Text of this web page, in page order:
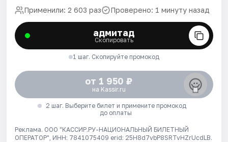
Применили: 2 603 раз Проверено: 1 минуту назад
адмитад
Скопировать
1 шаг. Скопируйте промокод
от 1 950 ₽
на Kassir.ru
2 шаг. Выберите билет и примените промокод
до оплаты
Реклама. ООО "КАССИР.РУ-НАЦИОНАЛЬНЫЙ БИЛЕТНЫЙ
ОПЕРАТОР", ИНН: 7841075409 erid: 25H8d7vbP8SRTvHZrUcdLB.